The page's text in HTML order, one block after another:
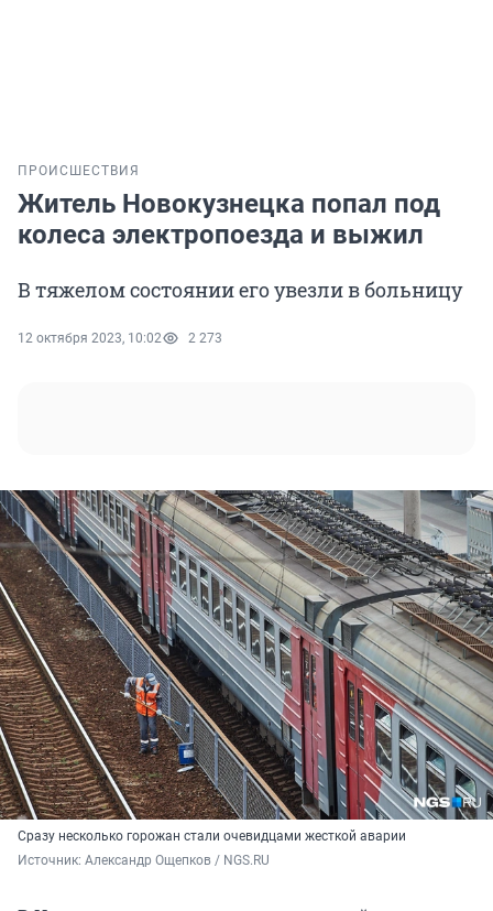
ПРОИСШЕСТВИЯ
Житель Новокузнецка попал под
колеса электропоезда и выжил
В тяжелом состоянии его увезли в больницу
12 октября 2023, 10:02 2 273
Сразу несколько горожан стали очевидцами жесткой аварии
Источник: Александр Ощепков / NGS.RU